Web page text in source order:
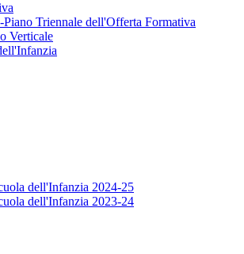
Piano Triennale dell'Offerta Formativa
Verticale
dell'Infanzia 2024-25
dell'Infanzia 2023-24